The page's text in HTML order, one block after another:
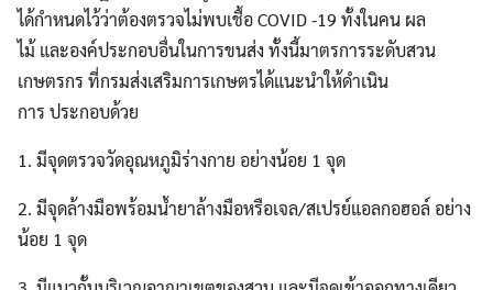
ได้กำหนดไว้ว่าต้องตรวจไม่พบเชื้อ COVID -19 ทั้งในคน ผล
ไม้ และองค์ประกอบอื่นในการขนส่ง ทั้งนี้มาตรการระดับสวน
เกษตรกร ที่กรมส่งเสริมการเกษตรได้แนะนำให้ดำเนิน
การ ประกอบด้วย
1. มีจุดตรวจวัดอุณหภูมิร่างกาย อย่างน้อย 1 จุด
2. มีจุดล้างมือพร้อมน้ำยาล้างมือหรือเจล/สเปรย์แอลกอฮอล์ อย่าง
น้อย 1 จุด